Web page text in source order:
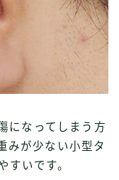
になってしまう方
みが少ない小型タ
すいです。